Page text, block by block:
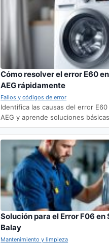
Cómo resolver el error E60
AEG rápidamente
Fallos y códigos de error
Identifica las causas del error
AEG y aprende soluciones
Solución para el Error F06 en
Balay
Mantenimiento y limpieza